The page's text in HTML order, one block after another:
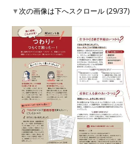
▼次の画像は下へスクロール (29/37)